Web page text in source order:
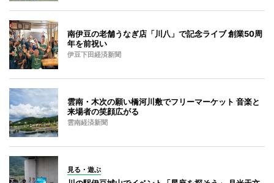
南伊豆の老舗うなぎ店「川八」で記念ライブ 創業50周
年を前祝い
伊豆下田経済新聞
雲南・木次の願い橋河川敷でフリーマーケット 音楽と
来場者の笑顔広がる
雲南経済新聞
見る・遊ぶ